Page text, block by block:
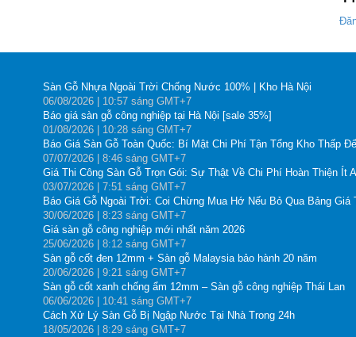
Sàn Gỗ Nhựa Ngoài Trời Chống Nước 100% | Kho Hà Nội
06/08/2026 | 10:57 sáng GMT+7
Báo giá sàn gỗ công nghiệp tại Hà Nội [sale 35%]
01/08/2026 | 10:28 sáng GMT+7
Báo Giá Sàn Gỗ Toàn Quốc: Bí Mật Chi Phí Tận Tổng Kho Thấp
07/07/2026 | 8:46 sáng GMT+7
Giá Thi Công Sàn Gỗ Trọn Gói: Sự Thật Về Chi Phí Hoàn Thiện Ít
03/07/2026 | 7:51 sáng GMT+7
Báo Giá Gỗ Ngoài Trời: Coi Chừng Mua Hớ Nếu Bỏ Qua Bảng Giá
30/06/2026 | 8:23 sáng GMT+7
Giá sàn gỗ công nghiệp mới nhất năm 2026
25/06/2026 | 8:12 sáng GMT+7
Sàn gỗ cốt đen 12mm + Sàn gỗ Malaysia bảo hành 20 năm
20/06/2026 | 9:21 sáng GMT+7
Sàn gỗ cốt xanh chống ẩm 12mm – Sàn gỗ công nghiệp Thái Lan
06/06/2026 | 10:41 sáng GMT+7
Cách Xử Lý Sàn Gỗ Bị Ngập Nước Tại Nhà Trong 24h
18/05/2026 | 8:29 sáng GMT+7